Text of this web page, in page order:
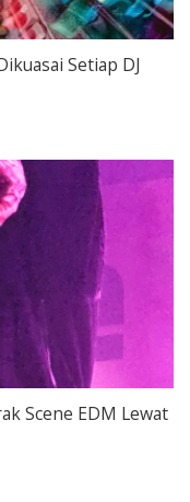
Setiap DJ
Scene EDM Lewat